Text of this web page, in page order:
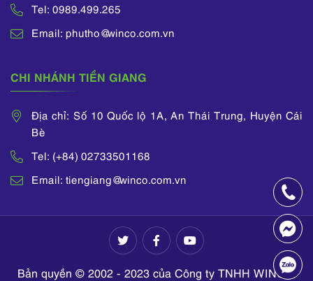
Tel: 0989.499.265
Email: phutho@winco.com.vn
CHI NHÁNH TIỀN GIANG
Địa chỉ: Số 10 Quốc lộ 1A, An Thái Trung, Huyện Cái
Bè
Tel: (+84) 02733501168
Email: tiengiang@winco.com.vn
Bản quyền © 2002 - 2023 của Công ty TNHH WINCO.